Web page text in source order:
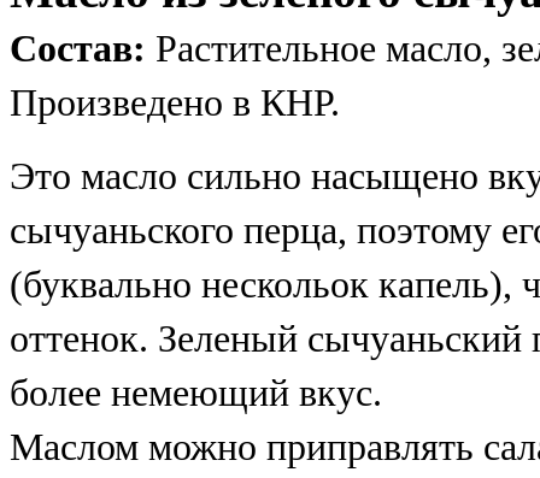
Состав: Растительное масло,
Произведено в КНР.
Это масло сильно насыщено
сычуаньского перца, поэтому
(буквально нескольок
оттенок. Зеленый сычуаньский
более немеющий вкус.
Маслом можно приправлять